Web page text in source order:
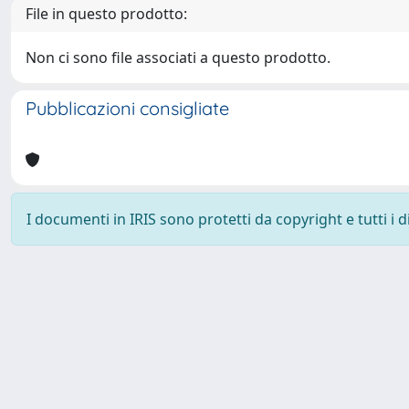
File in questo prodotto:
Non ci sono file associati a questo prodotto.
Pubblicazioni consigliate
I documenti in IRIS sono protetti da copyright e tutti i